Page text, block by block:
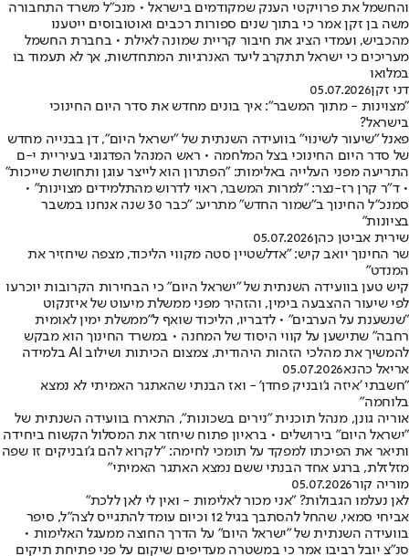
והחשמל את פרויקטי הענק שמקודמים בישראל • מנכ"ל משרד התחבורה
משה בן זקן אמר כי בתוך שנים ספורות רכבים ואוטובוסים ייטענו
מהכביש, ועמדי הציג את חיבור קריית שמונה לאילת • בחברת החשמל
מעריכים כי ישראל תתקרב ליעד האנרגיות המתחדשות, אך לא תעמוד בו
במלואו
דני זקן05.07.2026
"מצוינות - מתוך המשבר": איך בונים מחדש את סדר היום החינוכי
בישראל?
פאנל "שיעור לשינוי" בוועידה השנתית של "ישראל היום", דן בבנייה מחדש
של סדר היום החינוכי בצל המלחמה • ראש המנהל הפדגוגי בעיריית י-ם
התריעה מפני העלייה באלימות: "הפתרון הוא לייצר עוגן ותחושת שייכות"
• ד"ר קרן רז-נצר: "למרות המשבר, ראוי לדרוש מהתלמידים מצוינות" •
סמנכ"ל החינוך ב"שמור החדש" מתריע: "כבר 30 שנה אנחנו במשבר
בציונות"
שירית אביטן כהן05.07.2026
שר החינוך יואב קיש: "אדלשטיין סטה מקווי הליכוד, מצפה שיחזיר את
המנדט"
קיש טען בוועידה השנתית של "ישראל היום" כי הבחירות הקרובות יוכרעו
לפי שיעור ההצבעה בימין, והזהיר מפני ממשלת מיעוט של איזנקוט
"שנשענת על הערבים" • לדבריו, הליכוד שואף ל"ממשלת ימין לאומית
רחבה" שתישען על קווי היסוד של המחנה • במשרד החינוך הוא מבקש
להמשיך את מהלכי הזהות היהודית, צמצום הכיתות ושילוב AI בלמידה
אריאל כהנא05.07.2026
"חשבתי 'איזה ג'ובניק פחדן' - ואז הבנתי שהאתגר האמיתי לא נמצא
בלוחמה"
אוריה גונן, מנהל תוכנית "נירים בשכונות", התארח בוועידה השנתית של
"ישראל היום" בירושלים • בראיון פתוח שיחזר את המסלול הקשוח ביחידה
ותיאר את הפיכתו למפקד על תומכי לחימה: "לקרוא להם ג'ובניקים זו שפה
מזלזלת, ברגע אחד הבנתי ששם נמצא האתגר האמיתי"
מוריה קור05.07.2026
לאן נעלמו הגבולות? "אני מכור לאלימות - ואין לי לאן ללכת"
אביחי סמאי, שהחל להסתבך בגיל 12 וכיום עומד להתגייס לצה"ל, סיפר
בוועידה השנתית של "ישראל היום" על הדרך החוצה ממעגל האלימות •
סנ"צ יובל רביבו אמר כי במשטרה מעדיפים שיקום על פני פתיחת תיקים